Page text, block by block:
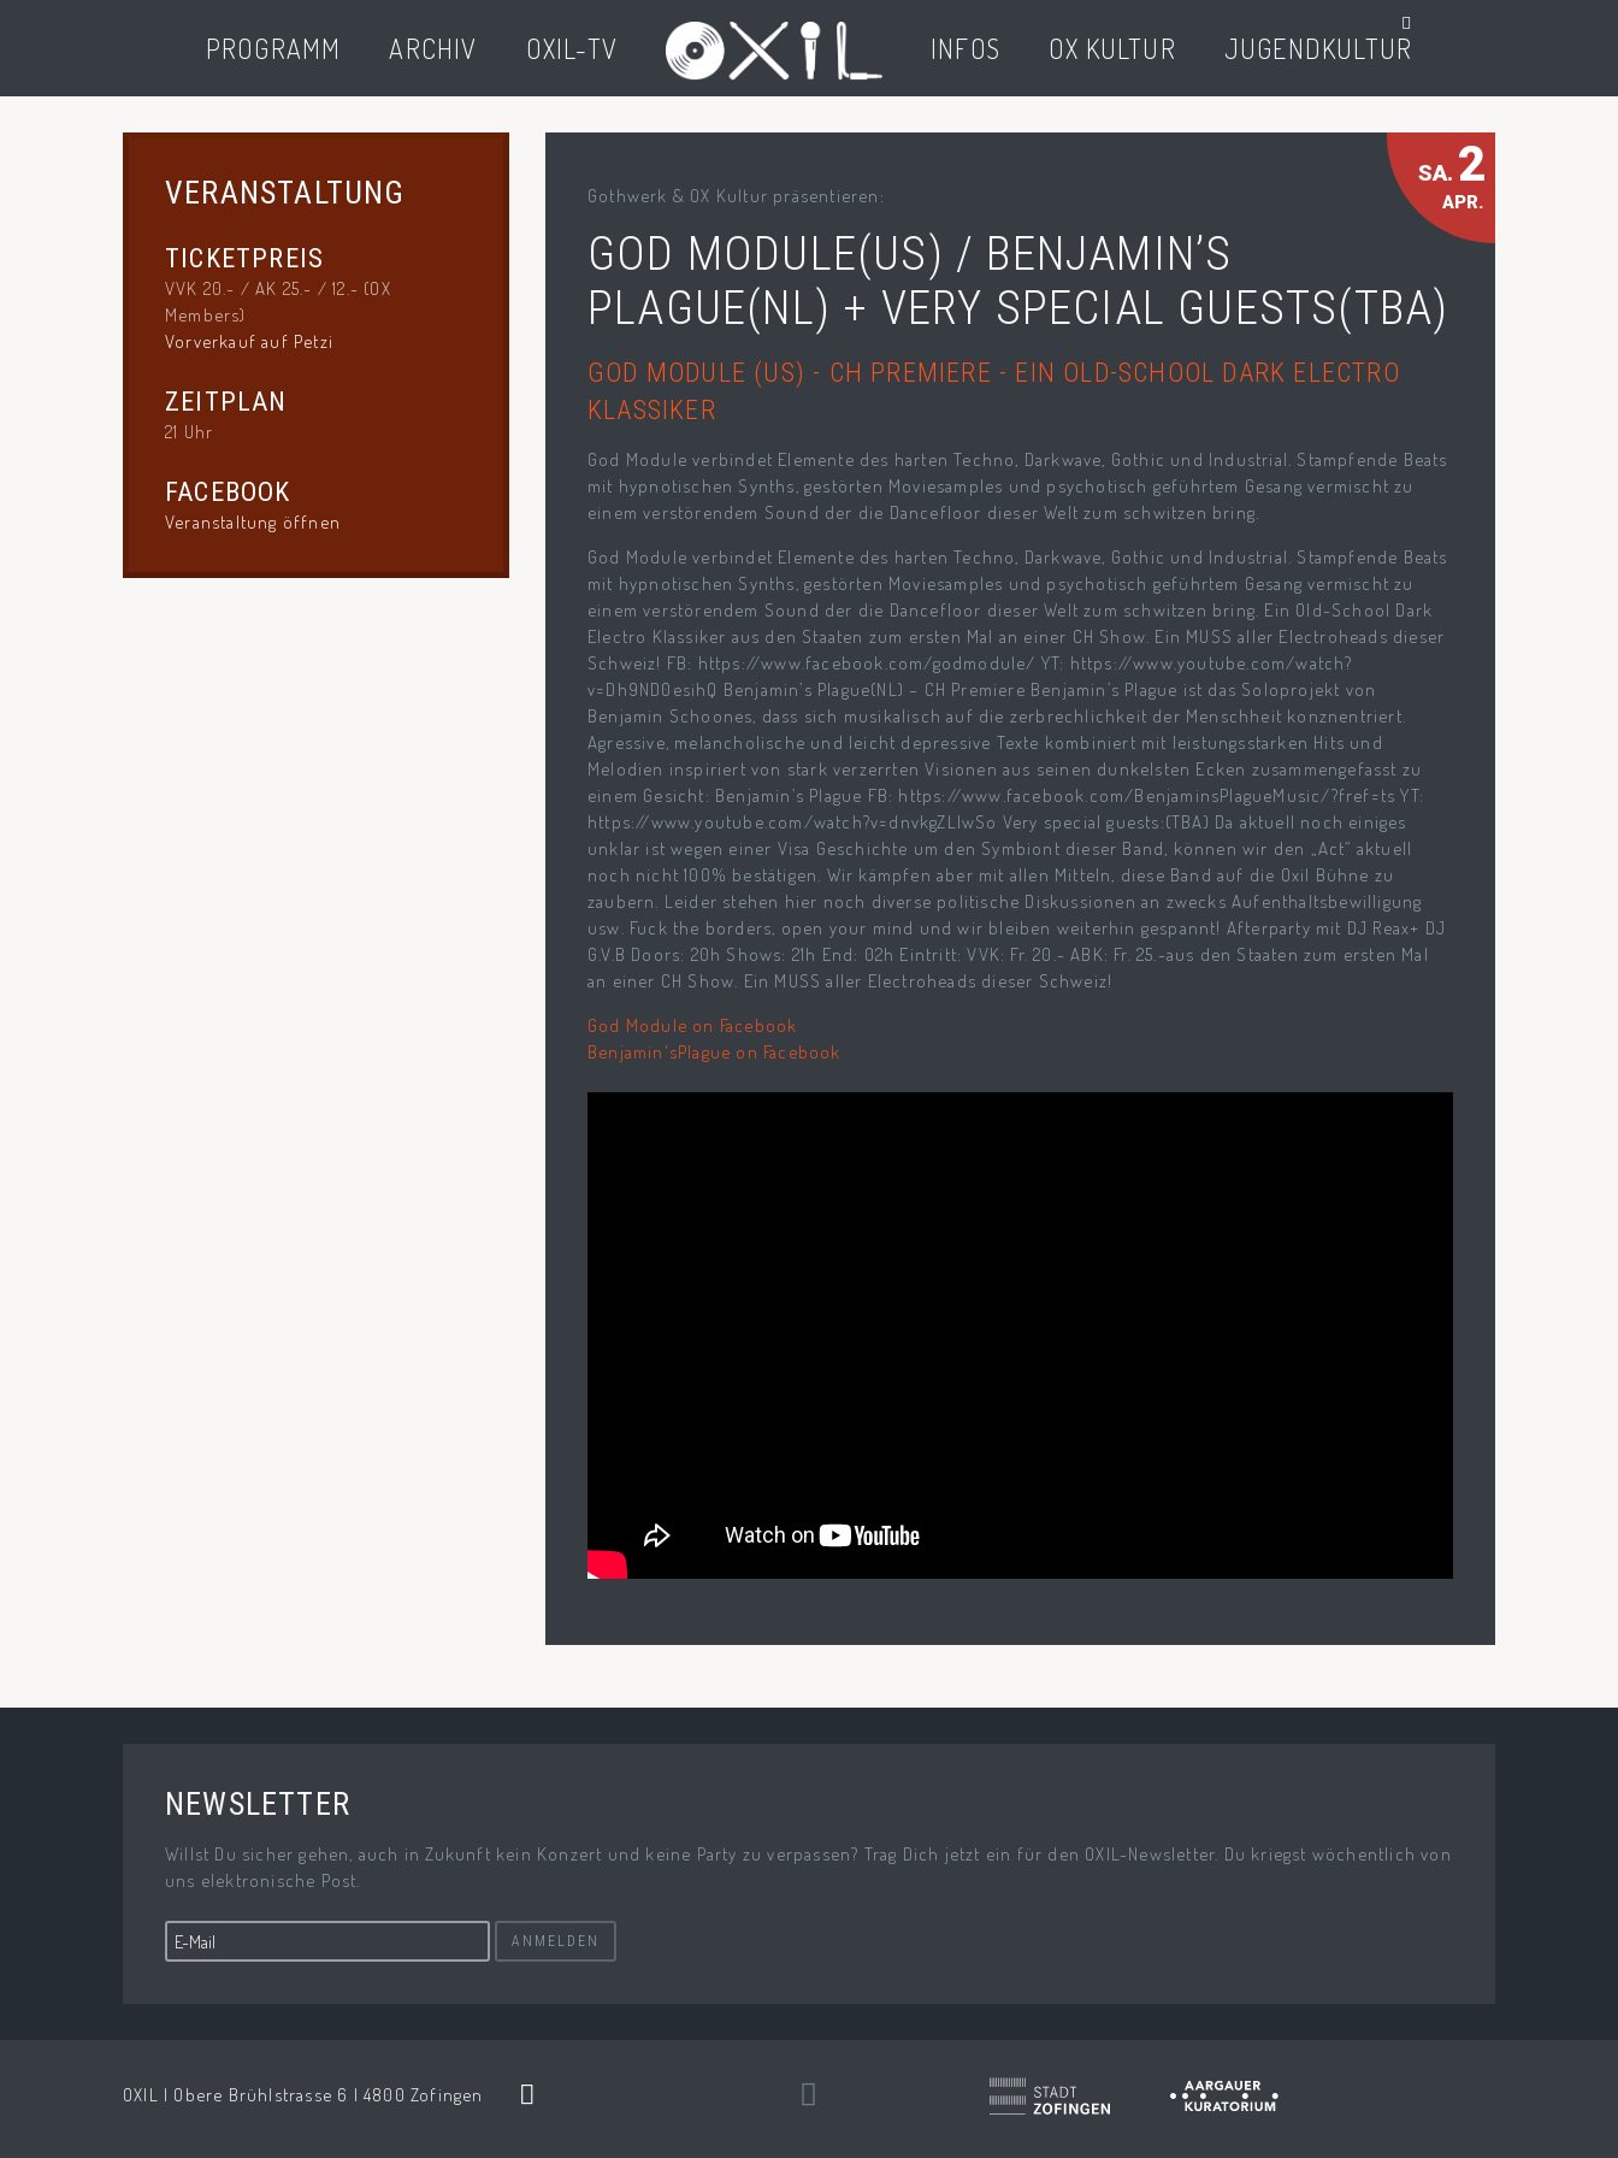
PROGRAMM ARCHIV OXIL-TV INFOS OX KULTUR JUGENDKULTUR
SA. 2
APR.
Gothwerk & OX Kultur präsentieren:
GOD MODULE(US) / BENJAMIN’S
PLAGUE(NL) + VERY SPECIAL GUESTS(TBA)
GOD MODULE (US) - CH PREMIERE - EIN OLD-SCHOOL DARK ELECTRO
KLASSIKER
God Module verbindet Elemente des harten Techno, Darkwave, Gothic und Industrial. Stampfende Beats
mit hypnotischen Synths, gestörten Moviesamples und psychotisch geführtem Gesang vermischt zu
einem verstörendem Sound der die Dancefloor dieser Welt zum schwitzen bring.
God Module verbindet Elemente des harten Techno, Darkwave, Gothic und Industrial. Stampfende Beats
mit hypnotischen Synths, gestörten Moviesamples und psychotisch geführtem Gesang vermischt zu
einem verstörendem Sound der die Dancefloor dieser Welt zum schwitzen bring. Ein Old-School Dark
Electro Klassiker aus den Staaten zum ersten Mal an einer CH Show. Ein MUSS aller Electroheads dieser
Schweiz! FB: https://www.facebook.com/godmodule/ YT: https://www.youtube.com/watch?
v=Dh9ND0esihQ Benjamin’s Plague(NL) – CH Premiere Benjamin’s Plague ist das Soloprojekt von
Benjamin Schoones, dass sich musikalisch auf die zerbrechlichkeit der Menschheit konznentriert.
Agressive, melancholische und leicht depressive Texte kombiniert mit leistungsstarken Hits und
Melodien inspiriert von stark verzerrten Visionen aus seinen dunkelsten Ecken zusammengefasst zu
einem Gesicht: Benjamin’s Plague FB: https://www.facebook.com/BenjaminsPlagueMusic/?fref=ts YT:
https://www.youtube.com/watch?v=dnvkgZLIwSo Very special guests:(TBA) Da aktuell noch einiges
unklar ist wegen einer Visa Geschichte um den Symbiont dieser Band, können wir den „Act“ aktuell
noch nicht 100% bestätigen. Wir kämpfen aber mit allen Mitteln, diese Band auf die Oxil Bühne zu
zaubern. Leider stehen hier noch diverse politische Diskussionen an zwecks Aufenthaltsbewilligung
usw. Fuck the borders, open your mind und wir bleiben weiterhin gespannt! Afterparty mit DJ Reax+ DJ
G.V.B Doors: 20h Shows: 21h End: 02h Eintritt: VVK: Fr. 20.- ABK: Fr. 25.-aus den Staaten zum ersten Mal
an einer CH Show. Ein MUSS aller Electroheads dieser Schweiz!
God Module on Facebook
Benjamin'sPlague on Facebook
VERANSTALTUNG
TICKETPREIS
VVK 20.- / AK 25.- / 12.- (OX
Members)
Vorverkauf auf Petzi
ZEITPLAN
21 Uhr
FACEBOOK
Veranstaltung öffnen
NEWSLETTER
Willst Du sicher gehen, auch in Zukunft kein Konzert und keine Party zu verpassen? Trag Dich jetzt ein für den OXIL-Newsletter. Du kriegst wöchentlich von
uns elektronische Post.
ANMELDEN
OXIL | Obere Brühlstrasse 6 | 4800 Zofingen